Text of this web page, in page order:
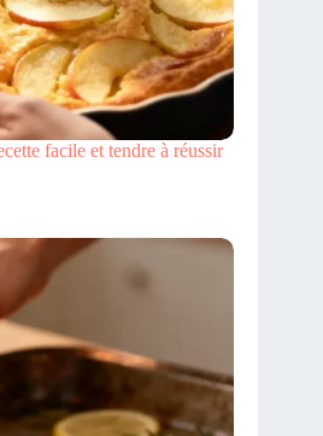
facile et tendre à réussir